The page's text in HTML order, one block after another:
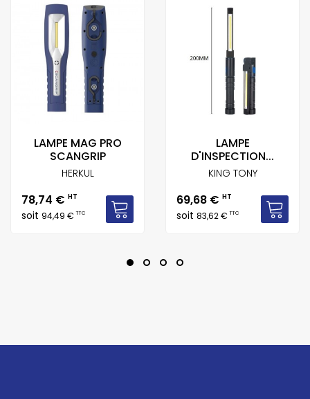
LAMPE MAG PRO
SCANGRIP
HERKUL
Prix
78,74 € HT
soit 94,49 €TTC
LAMPE
D'INSPECTION...
KING TONY
Prix
69,68 € HT
soit 83,62 €TTC